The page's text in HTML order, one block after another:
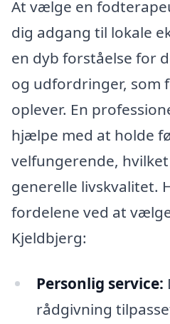
At vælge en
dig adgang til lokale
en dyb forståelse for
og udfordringer, som
oplever. En
hjælpe med at holde
velfungerende,
generelle livskvalitet.
fordelene ved at
Kjeldbjerg:
Personlig service:
rådgivning